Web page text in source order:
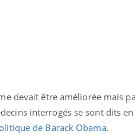
devait être améliorée mais
interrogés se sont dits
de Barack Obama.